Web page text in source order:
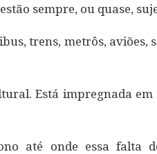
sempre, ou quase,
trens, metrôs, aviões,
Está impregnada em
até onde essa falta